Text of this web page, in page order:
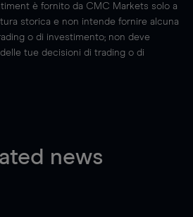
è fornito da CMC Markets solo a
storica e non intende fornire alcuna
o di investimento; non deve
tue decisioni di trading o di
news